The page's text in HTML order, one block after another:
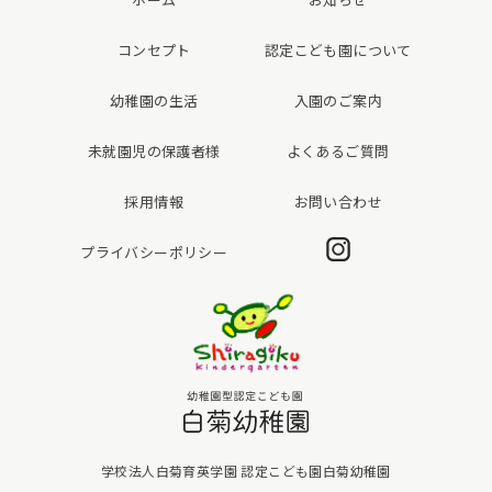
コンセプト 認定こども園について
幼稚園の生活 入園のご案内
未就園児の保護者様 よくあるご質問
採用情報 お問い合わせ
プライバシーポリシー
学校法人白菊育英学園 認定こども園白菊幼稚園